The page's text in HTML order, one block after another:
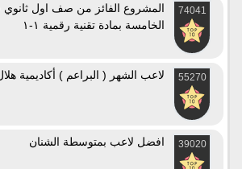
74041
المشروع الفائز من صف اول ثانوي
الخامسة بمادة تقنية رقمية ١-١
55270 لاعب الشهر ( البراعم ) أكاديمية
39020 افضل لاعب بمتوسطة الشنان